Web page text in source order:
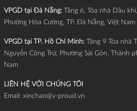
VPGD tại Đà Nẵng: Tầng 6, Tòa nhà Dầu
Phường Hòa Cường, TP. Đà Nẵng, Việt Nam
VPGD tại TP. Hồ Chí Minh:
Tầng 9 Tòa nhà
Nguyễn Công Trứ, Phường Sài Gòn, Thành
Nam
LIÊN HỆ VỚI CHÚNG TÔI
Email: xinchao@v-proud.vn